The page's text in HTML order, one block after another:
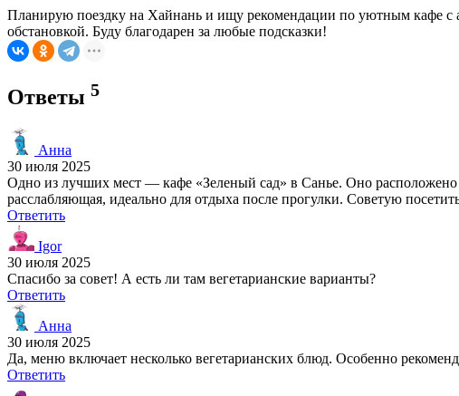
Планирую поездку на Хайнань и ищу рекомендации по уютным кафе с
обстановкой. Буду благодарен за любые подсказки!
Ответы 5
Анна
30 июля 2025
Одно из лучших мест — кафе «Зеленый сад» в Санье. Оно
расслабляющая, идеально для отдыха после прогулки. Советую
Ответить
Igor
30 июля 2025
Спасибо за совет! А есть ли там вегетарианские варианты?
Ответить
Анна
30 июля 2025
Да, меню включает несколько вегетарианских блюд. Особенно
Ответить